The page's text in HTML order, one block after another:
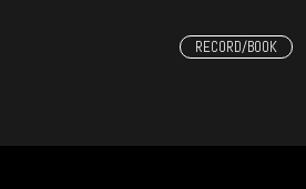
RECORD/BOOK